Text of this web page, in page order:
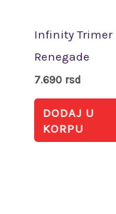
Infinity Trimer
Renegade
7.690 rsd
DODAJ U
KORPU